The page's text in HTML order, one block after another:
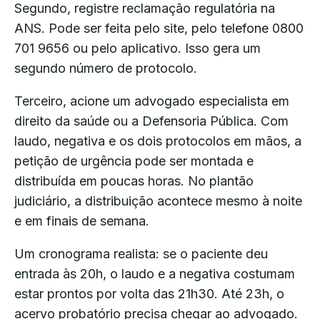
Segundo, registre reclamação regulatória na
ANS. Pode ser feita pelo site, pelo telefone 0800
701 9656 ou pelo aplicativo. Isso gera um
segundo número de protocolo.
Terceiro, acione um advogado especialista em
direito da saúde ou a Defensoria Pública. Com
laudo, negativa e os dois protocolos em mãos, a
petição de urgência pode ser montada e
distribuída em poucas horas. No plantão
judiciário, a distribuição acontece mesmo à noite
e em finais de semana.
Um cronograma realista: se o paciente deu
entrada às 20h, o laudo e a negativa costumam
estar prontos por volta das 21h30. Até 23h, o
acervo probatório precisa chegar ao advogado.